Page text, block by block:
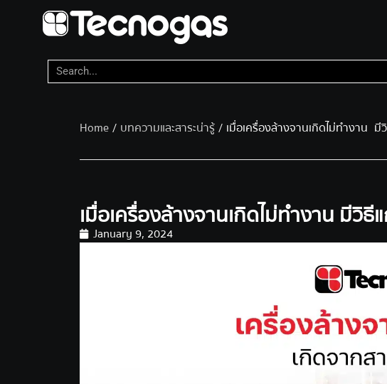
Home/ บทความและสาระน่ารู้/ เมื่อเครื่องล้างจานเกิดไม่ทำงาน มี
เมื่อเครื่องล้างจานเกิดไม่ทำงาน มีวิธี
January 9, 2024